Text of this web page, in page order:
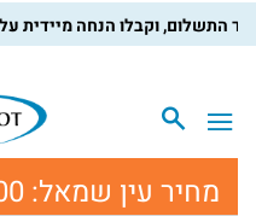
מחיר עין שמאל: